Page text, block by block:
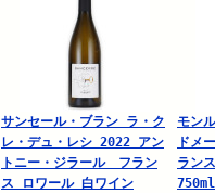
サンセール・ブラン ラ・ク
レ・デュ・レシ 2022 アン
トニー・ジラール フラン
ス ロワール 白ワイン
モン
ドメ
ラン
750ml